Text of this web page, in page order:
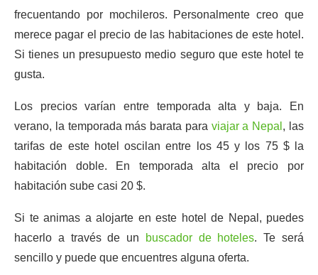
frecuentando por mochileros. Personalmente creo que
merece pagar el precio de las habitaciones de este hotel.
Si tienes un presupuesto medio seguro que este hotel te
gusta.
Los precios varían entre temporada alta y baja. En
verano, la temporada más barata para viajar a Nepal , las
tarifas de este hotel oscilan entre los 45 y los 75 $ la
habitación doble. En temporada alta el precio por
habitación sube casi 20 $.
Si te animas a alojarte en este hotel de Nepal, puedes
hacerlo a través de un
buscador de hoteles. Te será
sencillo y puede que encuentres alguna oferta.